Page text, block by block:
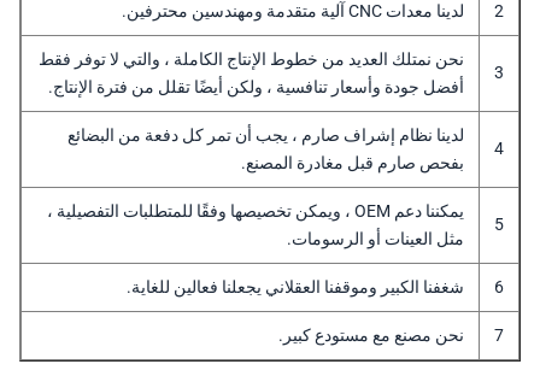
لدينا معدات CNC آلية متقدمة ومهندسين محترفين.
نحن نمتلك العديد من خطوط الإنتاج الكاملة ، والتي لا توفر فقط
أفضل جودة وأسعار تنافسية ، ولكن أيضًا تقلل من فترة الإنتاج.
لدينا نظام إشراف صارم ، يجب أن تمر كل دفعة من البضائع
بفحص صارم قبل مغادرة المصنع.
يمكننا دعم OEM ، ويمكن تخصيصها وفقًا للمتطلبات التفصيلية ،
مثل العينات أو الرسومات.
شغفنا الكبير وموقفنا العقلاني يجعلنا فعالين للغاية.
نحن مصنع مع مستودع كبير.